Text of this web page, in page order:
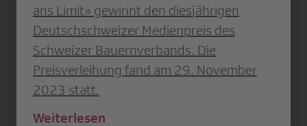
ans Limit» gewinnt den diesjährigen
Deutschschweizer Medienpreis des
Schweizer Bauernverbands. Die
Preisverleihung fand am 29. November
2023 statt.
Weiterlesen